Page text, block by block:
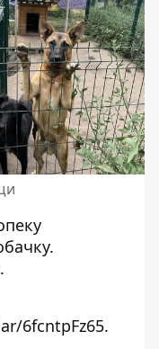
6fcntpFz65.